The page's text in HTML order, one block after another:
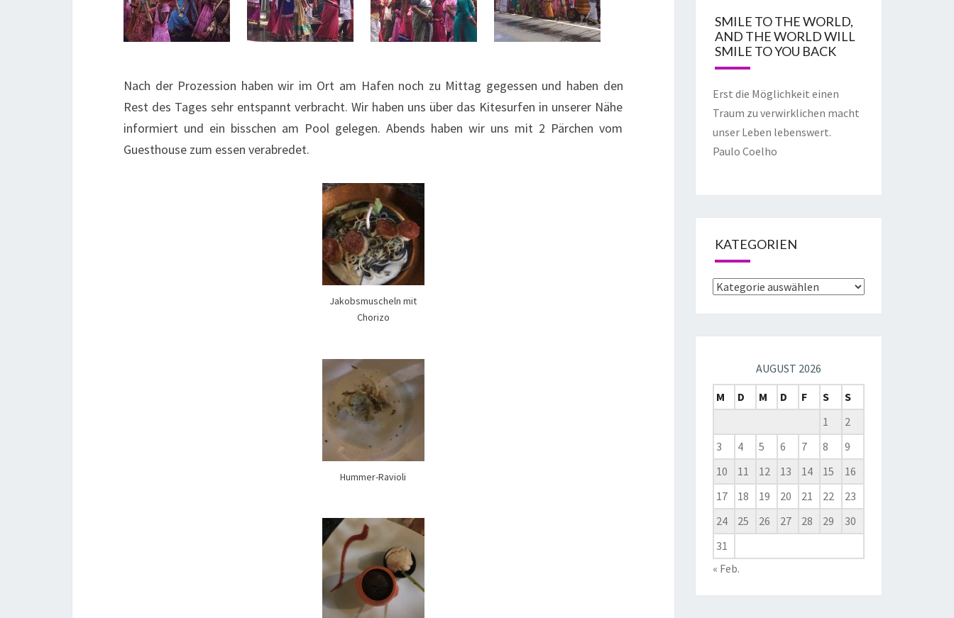
Nach der Prozession haben wir im Ort am Hafen noch zu Mittag gegessen und haben den
Rest des Tages sehr entspannt verbracht. Wir haben uns über das Kitesurfen in unserer Nähe
informiert und ein bisschen am Pool gelegen. Abends haben wir uns mit 2 Pärchen vom
Guesthouse zum essen verabredet.
Jakobsmuscheln mit
Chorizo
Hummer-Ravioli
SMILE TO THE WORLD,
AND THE WORLD WILL
SMILE TO YOU BACK
Erst die Möglichkeit einen
Traum zu verwirklichen macht
unser Leben lebenswert.
Paulo Coelho
KATEGORIEN
AUGUST 2026
M
D M D F S
S
1
2
3
4 5 6 7 8
9
10
11 12 13 14 15
16
17
18 19 20 21 22
23
24
25 26 27 28 29
30
31
« Feb.